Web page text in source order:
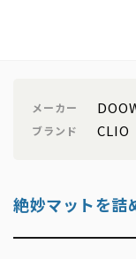
メーカー
ブランド CLIO
絶妙マットを詰